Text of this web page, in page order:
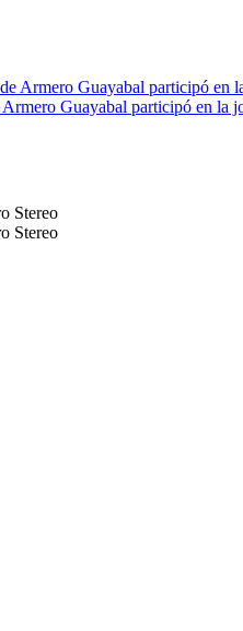
Guayabal participó en la